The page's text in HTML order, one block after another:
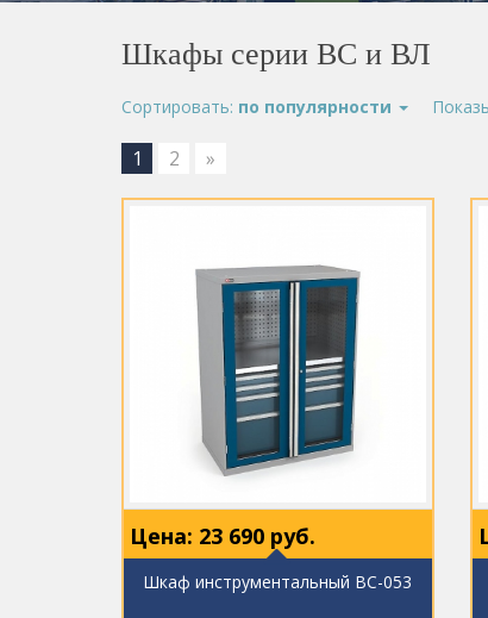
Шкафы серии ВС и ВЛ
Сортировать: по популярности
1 2 »
Цена: 23 690 руб.
Шкаф инструментальный ВС-053